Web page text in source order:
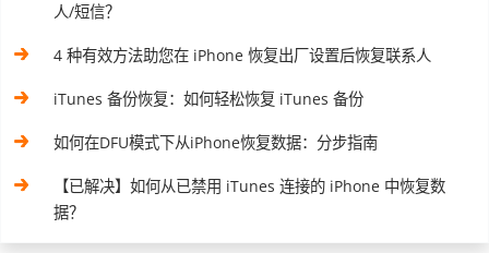
人/短信？
4 种有效方法助您在 iPhone 恢复出厂设置后恢复联系人
iTunes 备份恢复：如何轻松恢复 iTunes 备份
如何在DFU模式下从iPhone恢复数据：分步指南
【已解决】如何从已禁用 iTunes 连接的 iPhone 中恢复数
据？